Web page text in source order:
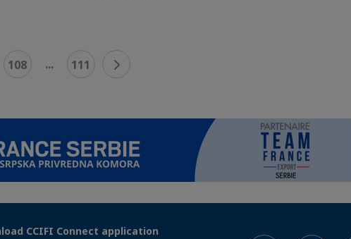
108 ... 111
CCIFI Connect application